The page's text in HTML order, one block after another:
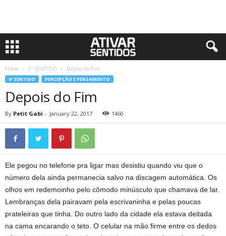
Home 6º SENTIDO Depois do Fim
6º SENTIDO PERCEPÇÃO E PENSAMENTO
Depois do Fim
By Petit Gabi - January 22, 2017 1460
Ele pegou no telefone pra ligar mas desistiu quando viu que o
número dela ainda permanecia salvo na discagem automática. Os
olhos em redemoinho pelo cômodo minúsculo que chamava de lar.
Lembranças dela pairavam pela escrivaninha e pelas poucas
prateleiras que tinha. Do outro lado da cidade ela estava deitada
na cama encarando o teto. O celular na mão firme entre os dedos